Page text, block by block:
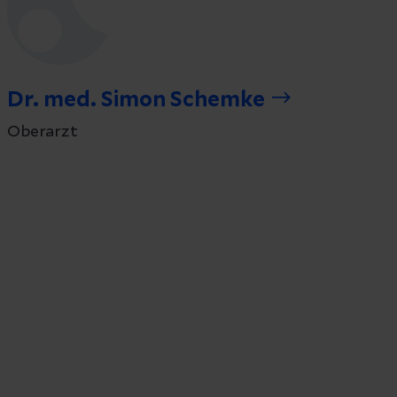
Dr. med. Simon Schemke
Oberarzt